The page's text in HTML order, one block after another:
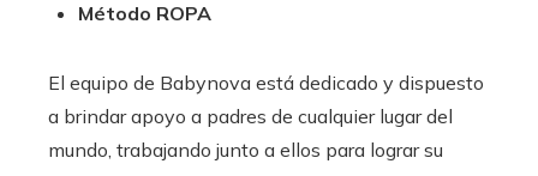
Método ROPA
El equipo de Babynova está dedicado y dispuesto
a brindar apoyo a padres de cualquier lugar del
mundo, trabajando junto a ellos para lograr su